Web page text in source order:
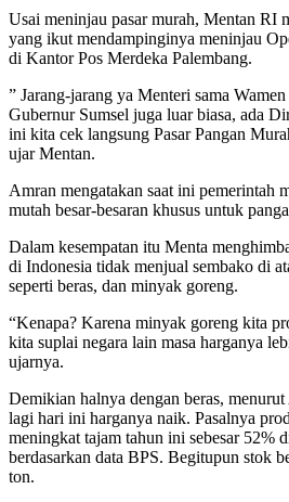
Usai meninjau pasar murah, Mentan RI
yang ikut mendampinginya meninjau
di Kantor Pos Merdeka Palembang.
” Jarang-jarang ya Menteri sama
Gubernur Sumsel juga luar biasa, ada
ini kita cek langsung Pasar Pangan
ujar Mentan.
Amran mengatakan saat ini pemerintah
mutah besar-besaran khusus untuk
Dalam kesempatan itu Menta
di Indonesia tidak menjual sembako di
seperti beras, dan minyak goreng.
“Kenapa? Karena minyak goreng kita
kita suplai negara lain masa harganya
ujarnya.
Demikian halnya dengan beras,
lagi hari ini harganya naik. Pasalnya
meningkat tajam tahun ini sebesar 52%
berdasarkan data BPS. Begitupun stok
ton.